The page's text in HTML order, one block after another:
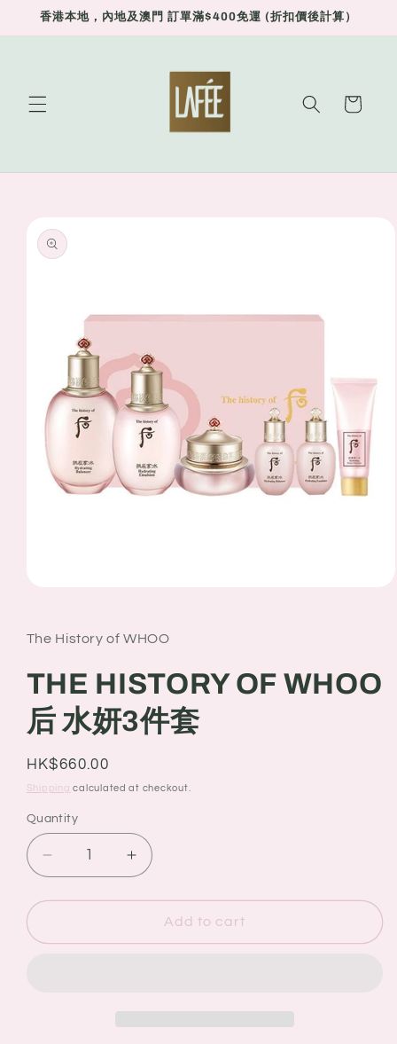
Skip to
香港本地，內地及澳門 訂單滿$400免運 (折扣價後計算）
Cart
product
information
in
modal
The History of WHOO
THE HISTORY OF WHOO
后 水妍3件套
Regular
price
HK$660.00
Shipping calculated at checkout.
Quantity
Quantity
Decrease
quantity
for
HISTORY
Increase
quantity
for
THE
HISTORY
水
Add to cart